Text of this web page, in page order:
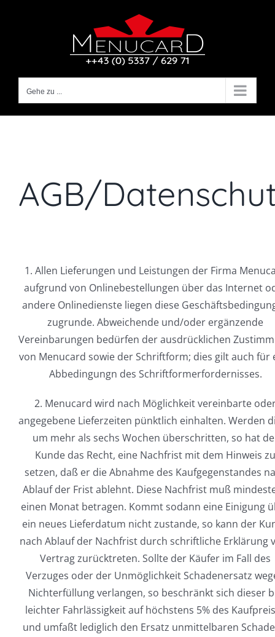
Gehe zu ...
AGB/
1. Allen Lieferungen und Leistungen der Firma
aufgrund von Onlinebestellungen über das Internet
andere Onlinedienste liegen diese
zugrunde. Abweichende und/oder ergänzende
Vereinbarungen bedürfen der ausdrücklichen
von Menucard sowie der Schriftform; dies gilt auch für
Abbedingungn des Schriftformerfordernisses.
2. Menucard wird nach Möglichkeit vereinbarte
angegebene Lieferzeiten pünktlich einhalten. Werden
um mehr als sechs Wochen überschritten, so hat
Kunde das Recht, eine Nachfrist mit dem Hinweis
setzen, daß er die Abnahme des Kaufgegenstandes
Ablauf der Frist ablehnt. Diese Nachfrist muß
einen Monat betragen. Kommt sodann eine Einigung
ein neues Lieferdatum nicht zustande, so kann der
nach Ablauf der Nachfrist durch schriftliche Erklärung
Vertrag zurücktreten. Sollte der Käufer im Fall des
Verzuges oder der Unmöglichkeit Schadenersatz
Nichterfüllung verlangen, so beschränkt sich dieser
leichter Fahrlässigkeit auf höchstens 5% des
und umfaßt lediglich den Ersatz unmittelbaren